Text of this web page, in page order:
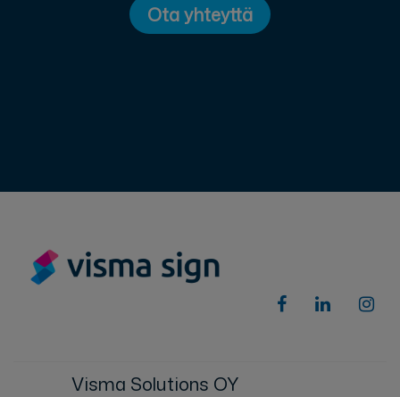
Ota yhteyttä
Visma Solutions OY